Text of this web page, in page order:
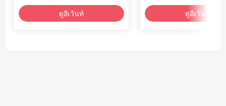
ดูอีเว้นท์
ดูอีเว้นท์